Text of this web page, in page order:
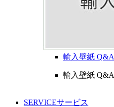
輸入壁紙 Q&A
輸入壁紙 Q&A
SERVICEサービス